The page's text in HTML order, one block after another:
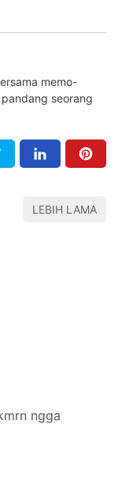
memo-
seorang
LEBIH LAMA
ngga